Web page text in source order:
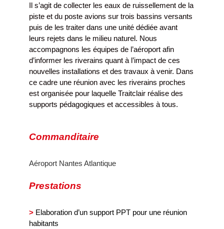
Il s’agit de collecter les eaux de ruissellement de la
piste et du poste avions sur trois bassins versants
puis de les traiter dans une unité dédiée avant
leurs rejets dans le milieu naturel. Nous
accompagnons les équipes de l’aéroport afin
d’informer les riverains quant à l’impact de ces
nouvelles installations et des travaux à venir. Dans
ce cadre une réunion avec les riverains proches
est organisée pour laquelle Traitclair réalise des
supports pédagogiques et accessibles à tous.
Commanditaire
Aéroport Nantes Atlantique
Prestations
> Elaboration d’un support PPT pour une réunion
habitants